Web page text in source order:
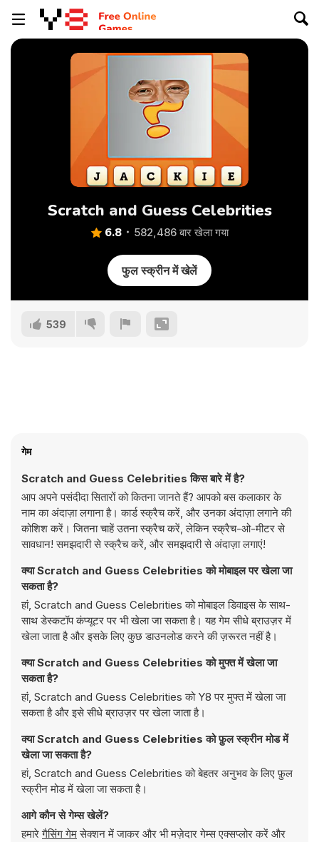
Scratch and Guess Celebrities
6.8 582,486 बार खेला गया
फुल स्क्रीन में खेलें
539
गेम
Scratch and Guess Celebrities किस बारे में है?
आप अपने पसंदीदा सितारों को कितना जानते हैं? आपको बस कलाकार के
नाम का अंदाज़ा लगाना है। कार्ड स्क्रैच करें, और उनका अंदाज़ा लगाने की
कोशिश करें। जितना चाहें उतना स्क्रैच करें, लेकिन स्क्रैच-ओ-मीटर से
सावधान! समझदारी से स्क्रैच करें, और समझदारी से अंदाज़ा लगाएं!
क्या Scratch and Guess Celebrities को मोबाइल पर खेला जा
सकता है?
हां, Scratch and Guess Celebrities को मोबाइल डिवाइस के साथ-
साथ डेस्कटॉप कंप्यूटर पर भी खेला जा सकता है। यह गेम सीधे ब्राउज़र में
खेला जाता है और इसके लिए कुछ डाउनलोड करने की ज़रूरत नहीं है।
क्या Scratch and Guess Celebrities को मुफ्त में खेला जा
सकता है?
हां, Scratch and Guess Celebrities को Y8 पर मुफ्त में खेला जा
सकता है और इसे सीधे ब्राउज़र पर खेला जाता है।
क्या Scratch and Guess Celebrities को फ़ुल स्क्रीन मोड में
खेला जा सकता है?
हां, Scratch and Guess Celebrities को बेहतर अनुभव के लिए फ़ुल
स्क्रीन मोड में खेला जा सकता है।
आगे कौन से गेम्स खेलें?
हमारेगैसिंग गेमसेक्शन में जाकर और भी मज़ेदार गेम्स एक्सप्लोर करें और